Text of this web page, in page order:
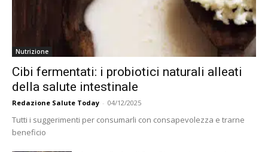
Nutrizione
Cibi fermentati: i probiotici naturali alleati
della salute intestinale
Redazione Salute Today - 04/12/2025
Tutti i suggerimenti per consumarli con consapevolezza e trarne
beneficio